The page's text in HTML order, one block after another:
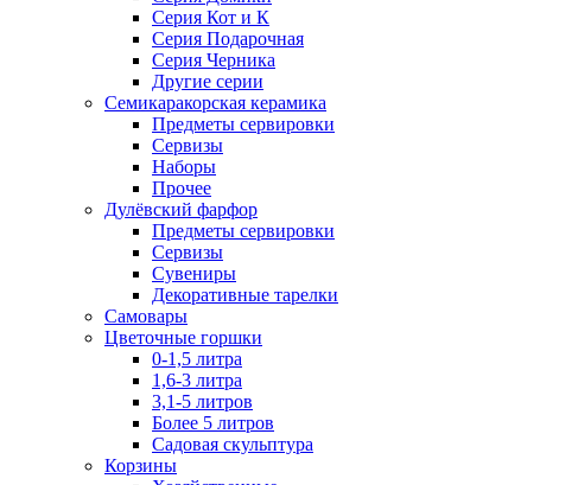
Серия Кот и К
Серия Подарочная
Серия Черника
Другие серии
Семикаракорская керамика
Предметы сервировки
Сервизы
Наборы
Прочее
Дулёвский фарфор
Предметы сервировки
Сервизы
Сувениры
Декоративные тарелки
Самовары
Цветочные горшки
0-1,5 литра
1,6-3 литра
3,1-5 литров
Более 5 литров
Садовая скульптура
Корзины